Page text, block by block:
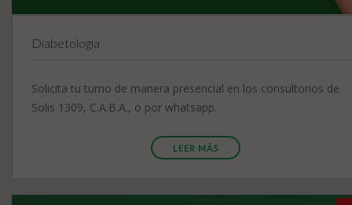
Diabetología
Solicita tu turno de manera presencial en los consultorios de
Solis 1309, C.A.B.A., o por whatsapp.
LEER MÁS